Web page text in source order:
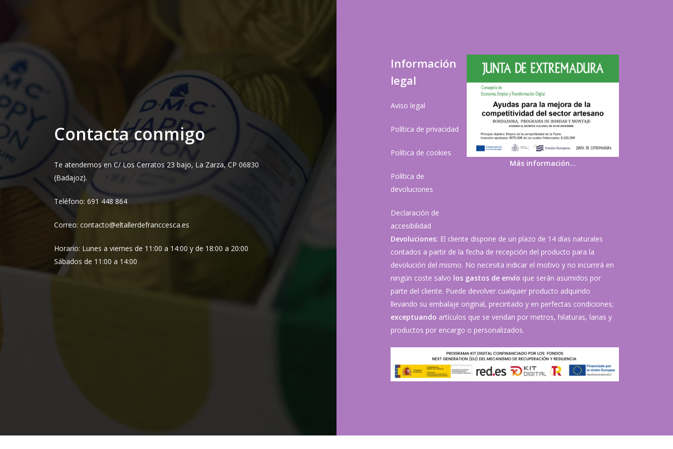
Contacta conmigo
Te atendemos en C/ Los Cerratos 23 bajo, La Zarza, CP 06830
(Badajoz).
Teléfono: 691 448 864
Correo: contacto@eltallerdefranccesca.es
Horario: Lunes a viernes de 11:00 a 14:00 y de 18:00 a 20:00
Sábados de 11:00 a 14:00
Información
legal
Aviso legal
Política de privacidad
Política de cookies
Política de
devoluciones
Declaración de
accesibilidad
Más información…
Devoluciones: El cliente dispone de un plazo de 14 días naturales
contados a partir de la fecha de recepción del producto para la
devolución del mismo. No necesita indicar el motivo y no incurrirá en
ningún coste salvo los gastos de envío que serán asumidos por
parte del cliente. Puede devolver cualquier producto adquirido
llevando su embalaje original, precintado y en perfectas condiciones;
exceptuando artículos que se vendan por metros, hilaturas, lanas y
productos por encargo o personalizados.